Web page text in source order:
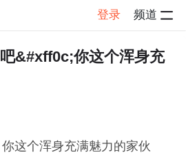
登录 频道
感慨 帖子详情
&#xff0c;你这个浑身充
这个浑身充满魅力的家伙